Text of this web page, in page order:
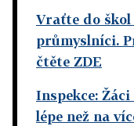
Vraťte do
průmyslníci.
čtěte ZDE
Inspekce:
lépe než na